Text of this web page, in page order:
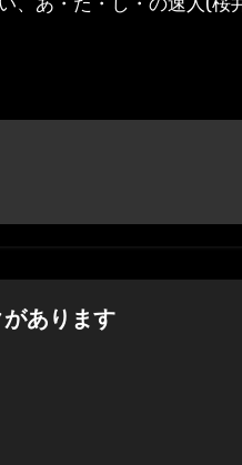
があります